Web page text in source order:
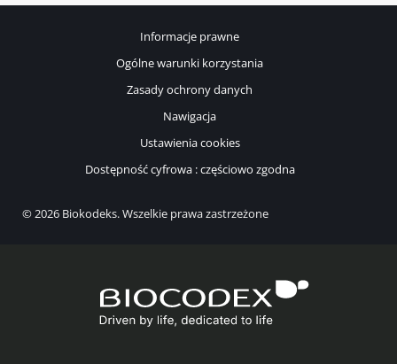
© 2026 Biokodeks. Wszelkie prawa zastrzeżone
Informacje prawne
Ogólne warunki korzystania
Zasady ochrony danych
Nawigacja
Ustawienia cookies
Dostępność cyfrowa : częściowo zgodna